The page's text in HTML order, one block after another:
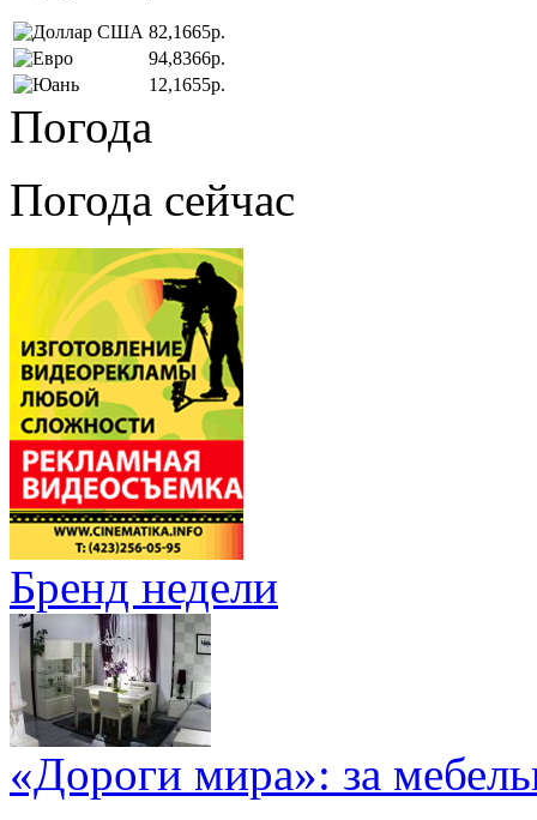
82,1665р.
94,8366р.
12,1655р.
Погода
Погода сейчас
Бренд недели
«Дороги мира»: за